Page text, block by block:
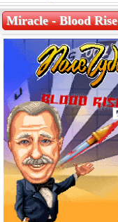
Miracle - Blood Rise